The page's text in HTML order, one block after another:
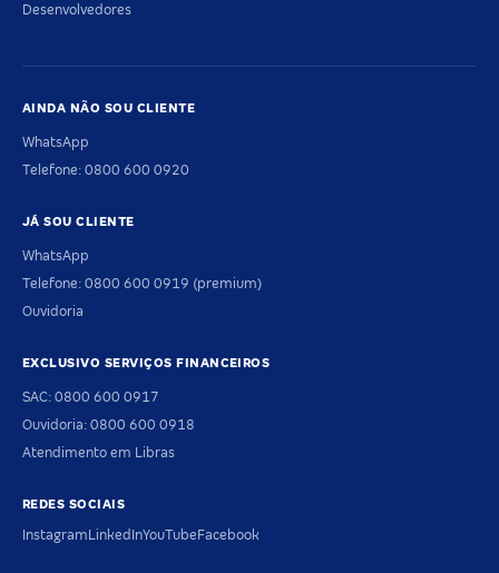
Desenvolvedores
AINDA NÃO SOU CLIENTE
WhatsApp
Telefone: 0800 600 0920
JÁ SOU CLIENTE
WhatsApp
Telefone: 0800 600 0919 (premium)
Ouvidoria
EXCLUSIVO SERVIÇOS FINANCEIROS
SAC: 0800 600 0917
Ouvidoria: 0800 600 0918
Atendimento em Libras
REDES SOCIAIS
InstagramLinkedInYouTubeFacebook